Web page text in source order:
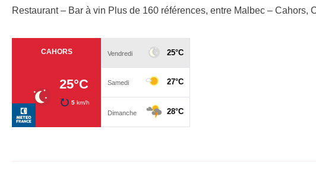
Restaurant – Bar à vin Plus de 160 références, entre Malbec – Cahors,